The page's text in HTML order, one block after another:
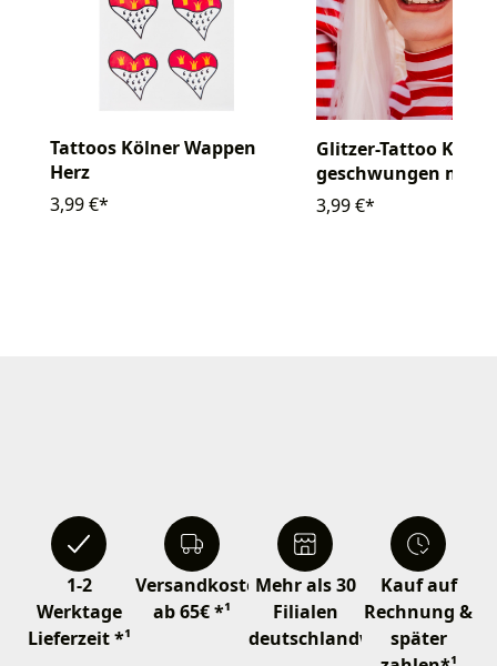
Tattoos Kölner Wappen
Herz
3,99 €*
Glitzer-Tattoo Köln
geschwungen mit
3,99 €*
1-2
Werktage
Lieferzeit *¹
Versandkostenfrei
ab 65€ *¹
Mehr als 30
Filialen
deutschlandweit
Kauf auf
Rechnung &
später